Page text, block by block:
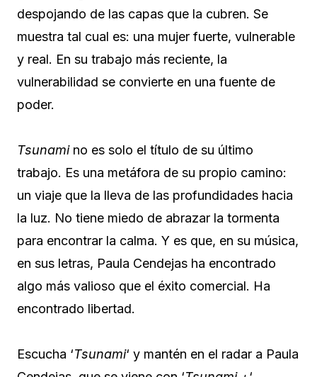
despojando de las capas que la cubren. Se
muestra tal cual es: una mujer fuerte, vulnerable
y real. En su trabajo más reciente, la
vulnerabilidad se convierte en una fuente de
poder.
Tsunamino es solo el título de su último
trabajo. Es una metáfora de su propio camino:
un viaje que la lleva de las profundidades hacia
la luz. No tiene miedo de abrazar la tormenta
para encontrar la calma. Y es que, en su música,
en sus letras, Paula Cendejas ha encontrado
algo más valioso que el éxito comercial. Ha
encontrado libertad.
Escucha ‘Tsunami‘ y mantén en el radar a Paula